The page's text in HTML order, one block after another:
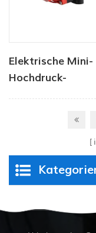
Elektrische Mini-
Hochdruck-